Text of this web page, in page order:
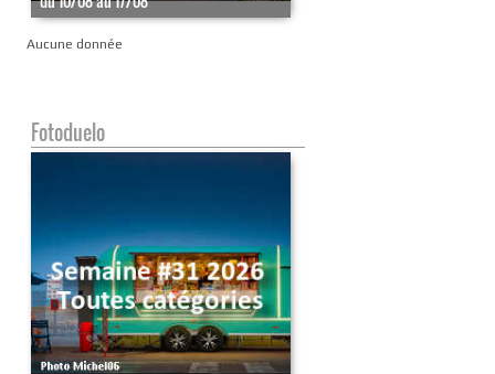
Aucune donnée
Fotoduelo